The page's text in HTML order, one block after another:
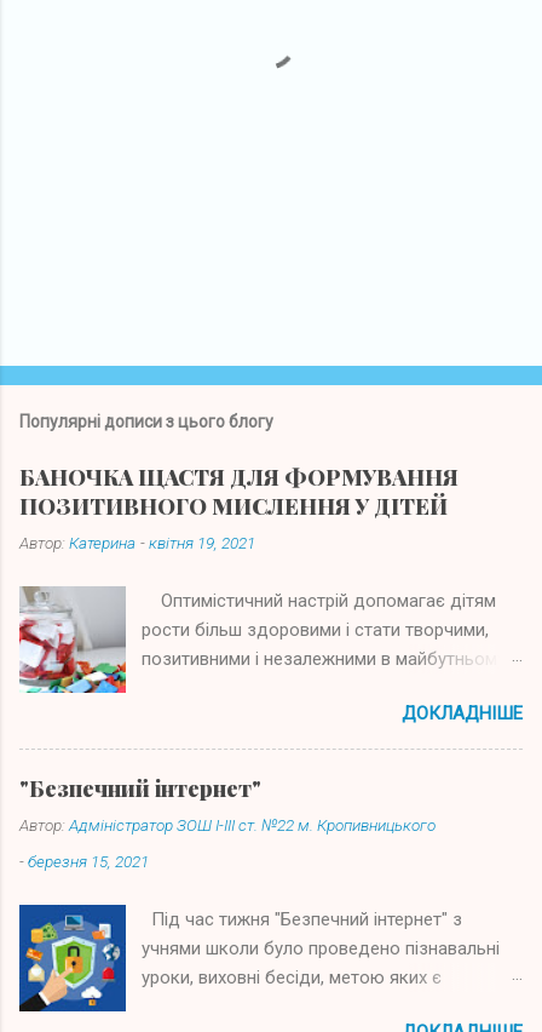
Популярні дописи з цього блогу
БАНОЧКА ЩАСТЯ ДЛЯ ФОРМУВАННЯ
ПОЗИТИВНОГО МИСЛЕННЯ У ДІТЕЙ
Автор: Катерина -квітня 19, 2021
Оптимістичний настрій допомагає дітям
рости більш здоровими і стати творчими,
позитивними і незалежними в майбутньому.
тривати дні, тижні або навіть місяці.
Пережити такі періоди людям допомагає
позитивне мислення, ефекти якого науково
підтверджені. Психологи, використовуючи
дані досліджень, встановили, що
налаштування на успіх в конкретній справі
деяких інфекційних захворювань. У випадку
з дітьми відбувається те ж саме. Як
формувати позитивне мислення у дітей?
ДОКЛАДНІШЕ
"Безпечний інтернет"
Автор: Адміністратор ЗОШ І-ІІІ ст. №22 м. Кропивницького
-березня 15, 2021
Під час тижня "Безпечний інтернет" з
учнями школи було проведено пізнавальні
уроки, виховні бесіди, метою яких є